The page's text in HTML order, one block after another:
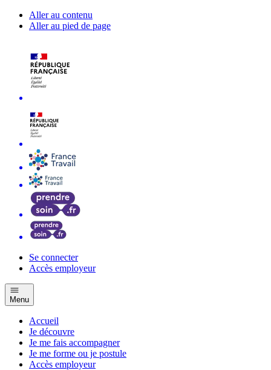
Aller au contenu
Aller au pied de page
Se connecter
Accès employeur
Menu
Accueil
Je découvre
Je me fais accompagner
Je me forme ou je postule
Accès employeur